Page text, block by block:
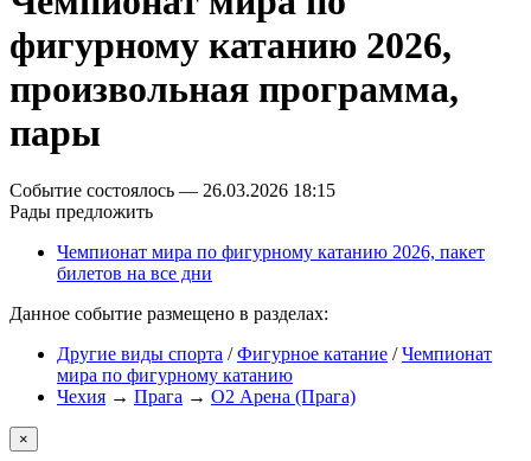
фигурному катанию 2026,
произвольная программа,
пары
Событие состоялось — 26.03.2026 18:15
Рады предложить
Чемпионат мира по фигурному катанию 2026, пакет
билетов на все дни
Данное событие размещено в разделах:
Другие виды спорта /Фигурное катание /Чемпионат
мира по фигурному катанию
Чехия → Прага → O2 Арена (Прага)
×